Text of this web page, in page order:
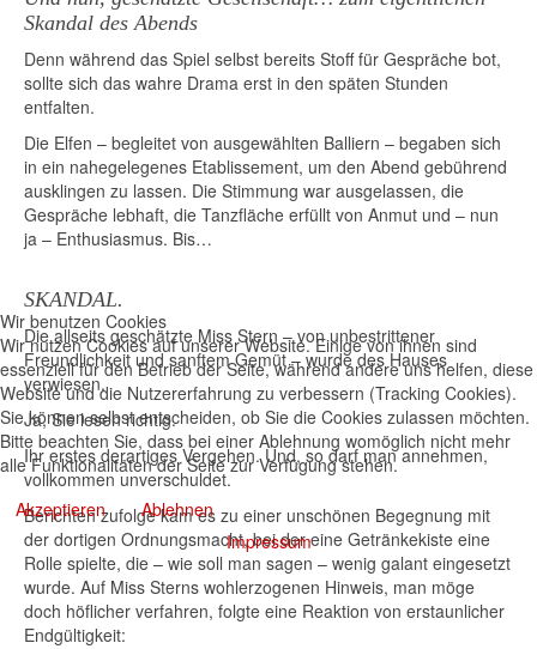
Skandal des Abends
Denn während das Spiel selbst bereits Stoff für Gespräche bot,
sollte sich das wahre Drama erst in den späten Stunden
entfalten.
Die Elfen – begleitet von ausgewählten Balliern – begaben sich
in ein nahegelegenes Etablissement, um den Abend gebührend
ausklingen zu lassen. Die Stimmung war ausgelassen, die
Gespräche lebhaft, die Tanzfläche erfüllt von Anmut und – nun
ja – Enthusiasmus. Bis…
SKANDAL.
Die allseits geschätzte Miss Stern – von unbestrittener
Freundlichkeit und sanftem Gemüt – wurde des Hauses
verwiesen.
Ja, Sie lesen richtig.
Ihr erstes derartiges Vergehen. Und, so darf man annehmen,
vollkommen unverschuldet.
Berichten zufolge kam es zu einer unschönen Begegnung mit
der dortigen Ordnungsmacht, bei der eine Getränkekiste eine
Rolle spielte, die – wie soll man sagen – wenig galant eingesetzt
wurde. Auf Miss Sterns wohlerzogenen Hinweis, man möge
doch höflicher verfahren, folgte eine Reaktion von erstaunlicher
Endgültigkeit:
Wir benutzen Cookies
Wir nutzen Cookies auf unserer Website. Einige von ihnen sind
essenziell für den Betrieb der Seite, während andere uns helfen, diese
Website und die Nutzererfahrung zu verbessern (Tracking Cookies).
Sie können selbst entscheiden, ob Sie die Cookies zulassen möchten.
Bitte beachten Sie, dass bei einer Ablehnung womöglich nicht mehr
alle Funktionalitäten der Seite zur Verfügung stehen.
Akzeptieren
Ablehnen
Impressum